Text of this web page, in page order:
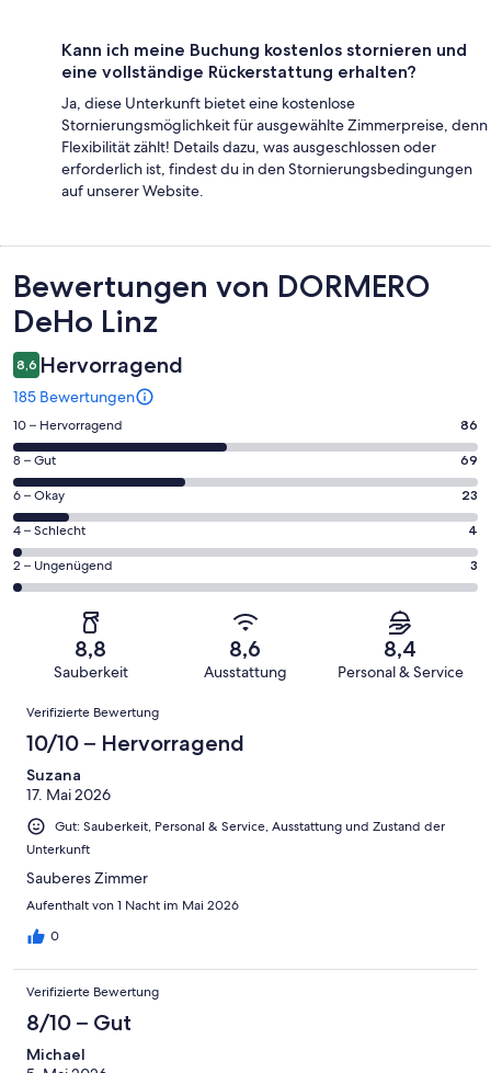
Kann ich meine Buchung kostenlos stornieren und
eine vollständige Rückerstattung erhalten?
Ja, diese Unterkunft bietet eine kostenlose
Stornierungsmöglichkeit für ausgewählte Zimmerpreise, denn
Flexibilität zählt! Details dazu, was ausgeschlossen oder
erforderlich ist, findest du in den Stornierungsbedingungen
auf unserer Website.
Bewertungen
Bewertungen von DORMERO
DeHo Linz
8,6 Hervorragend
185 Bewertungen
86
von
insgesamt
185
Gästebewertungen
haben
eine
Bewertung
Hervorragend
10 – Hervorragend 86
69
von
insgesamt
185
Gästebewertungen
haben
Bewertung
Gut
8 – Gut 69
23
von
insgesamt
185
Gästebewertungen
Bewertung
Okay
6 – Okay 23
4
von
insgesamt
Gästebewertungen
von
Schlecht
4 – Schlecht 4
3
von
insgesamt
Gästebewertungen
haben
eine
von
Ungenügend
2 – Ungenügend 3
8,8
Sauberkeit
8,6
Ausstattung
8,4
Personal & Service
Bewertungen
Verifizierte Bewertung
10/10 – Hervorragend
Suzana
17. Mai 2026
Gut: Sauberkeit, Personal & Service, Ausstattung und Zustand der
Unterkunft
Sauberes Zimmer
Aufenthalt von 1 Nacht im Mai 2026
0
Verifizierte Bewertung
8/10 – Gut
Michael